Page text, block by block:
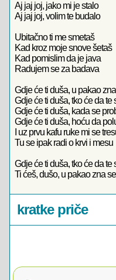
Aj jaj joj, jako mi je stalo
Aj jaj joj, volim te budalo
Ubitačno ti me smetaš
Kad kroz moje snove šetaš
Kad pomislim da je java
Radujem se za badava
Gdje će ti duša, u pakao
Gdje će ti duša, tko će da te
Gdje će ti duša, kada se
Gdje će ti duša, hoću da
I uz prvu kafu ruke mi se
Tu se ipak radi o krvi i mesu
Gdje će ti duša, tko će da te
Ti ćeš, dušo, u pakao zna se
kratke priče